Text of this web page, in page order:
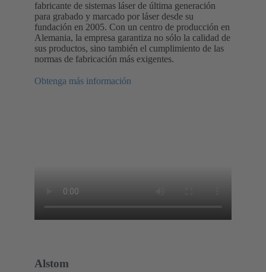
fabricante de sistemas láser de última generación
para grabado y marcado por láser desde su
fundación en 2005. Con un centro de producción en
Alemania, la empresa garantiza no sólo la calidad de
sus productos, sino también el cumplimiento de las
normas de fabricación más exigentes.
Obtenga más información
Alstom